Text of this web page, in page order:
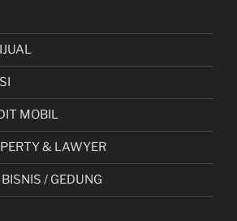
MOBIL
& LAWYER
/ GEDUNG